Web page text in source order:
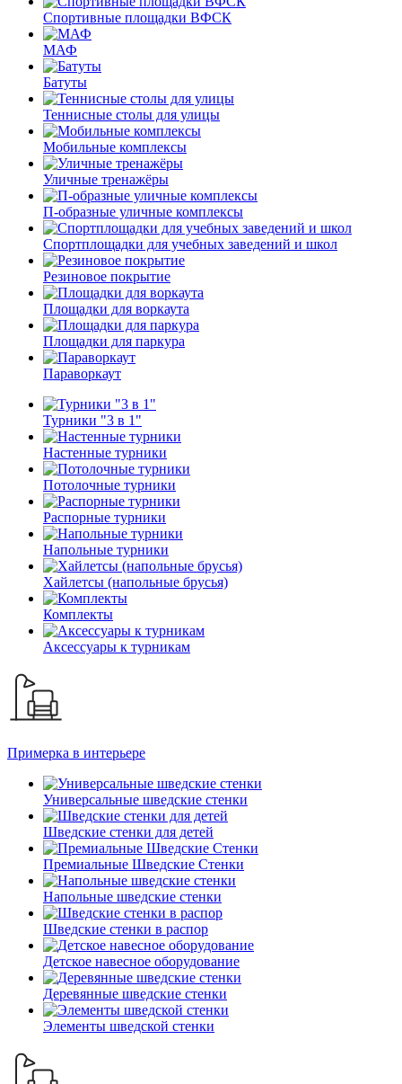
Спортивные площадки ВФСК
МАФ
Батуты
Теннисные столы для улицы
Мобильные комплексы
Уличные тренажёры
П-образные уличные комплексы
Спортплощадки для учебных заведений и школ
Резиновое покрытие
Площадки для воркаута
Площадки для паркура
Параворкаут
Турники "3 в 1"
Настенные турники
Потолочные турники
Распорные турники
Напольные турники
Хайлетсы (напольные брусья)
Комплекты
Аксессуары к турникам
Примерка в интерьере
Универсальные шведские стенки
Шведские стенки для детей
Премиальные Шведские Стенки
Напольные шведские стенки
Шведские стенки в распор
Детское навесное оборудование
Деревянные шведские стенки
Элементы шведской стенки